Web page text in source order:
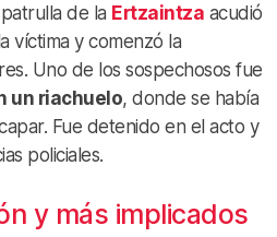
de la Ertzaintza acudió
víctima y comenzó la
Uno de los sospechosos fue
un riachuelo, donde se había
Fue detenido en el acto y
policiales.
y más implicados